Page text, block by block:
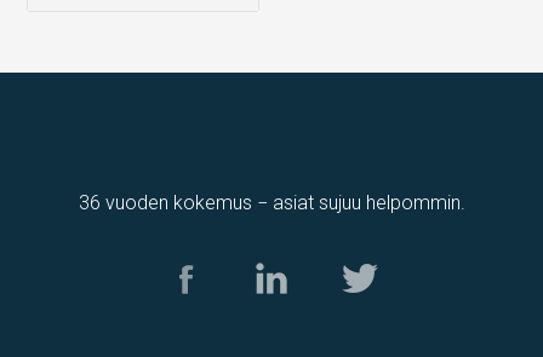
36 vuoden kokemus − asiat sujuu helpommin.